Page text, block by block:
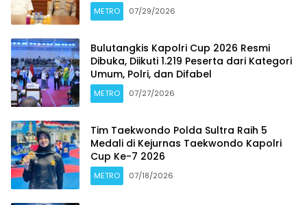
METRO 07/29/2026
Bulutangkis Kapolri Cup 2026 Resmi
Dibuka, Diikuti 1.219 Peserta dari Kategori
Umum, Polri, dan Difabel
METRO 07/27/2026
Tim Taekwondo Polda Sultra Raih 5
Medali di Kejurnas Taekwondo Kapolri
Cup Ke-7 2026
METRO 07/18/2026